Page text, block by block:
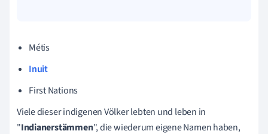
Métis
Inuit
First Nations
Viele dieser indigenen Völker lebten und leben in
"Indianerstämmen", die wiederum eigene Namen haben,